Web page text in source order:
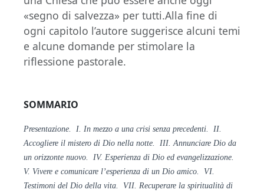
«segno di salvezza» per tutti.Alla fine di
ogni capitolo l’autore suggerisce alcuni temi
e alcune domande per stimolare la
riflessione pastorale.
SOMMARIO
Presentazione. I. In mezzo a una crisi senza precedenti. II.
Accogliere il mistero di Dio nella notte. III. Annunciare Dio da
un orizzonte nuovo. IV. Esperienza di Dio ed evangelizzazione.
V. Vivere e comunicare l’esperienza di un Dio amico. VI.
Testimoni del Dio della vita. VII. Recuperare la spiritualità di